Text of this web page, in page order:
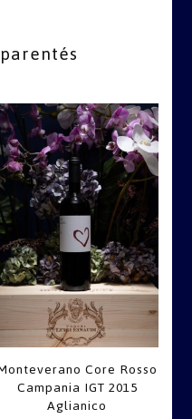
Core Rosso
Campania IGT 2015
Aglianico